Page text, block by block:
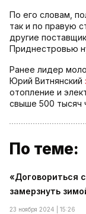
По его словам,
так и по правую
другие
Приднестровью
Ранее лидер
Юрий Витнянский
отопление и
свыше 500 тысяч
По теме:
«Договориться
замерзнуть
23 ноября 2024 | 15:26